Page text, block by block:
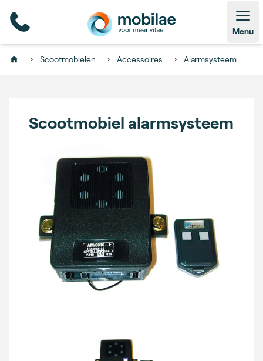
Menu
Home Scootmobielen Accessoires Alarmsysteem
Scootmobiel alarmsysteem